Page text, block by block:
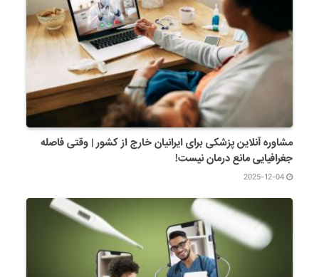
مشاوره آنلاین پزشکی برای ایرانیان خارج از کشور | وقتی فاصله
جغرافیایی مانع درمان نیست!
2025-12-04